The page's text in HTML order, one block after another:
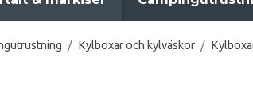
/ Kylboxar och kylväskor /